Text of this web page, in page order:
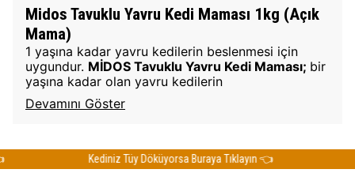
Midos Tavuklu Yavru Kedi Maması 1kg (Açık
Mama)
1 yaşına kadar yavru kedilerin beslenmesi için
uygundur. MİDOS Tavuklu Yavru Kedi Maması; bir
yaşına kadar olan yavru kedilerin
Devamını Göster
Kediniz Tüy Döküyorsa Buraya Tıklayın 👈